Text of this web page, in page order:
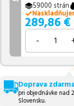
59000 strán
289,86 €
-
Doprava
pri objednávke nad
Slovensku.